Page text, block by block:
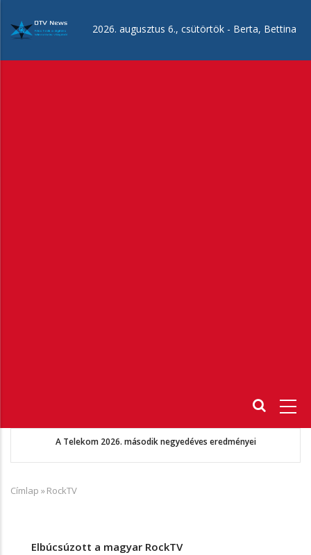
tartalomra
2026. augusztus 6., csütörtök - Berta, Bettina
A Telekom 2026. második negyedéves eredményei
Morzsa
Címlap »RockTV
Elbúcsúzott a magyar RockTV